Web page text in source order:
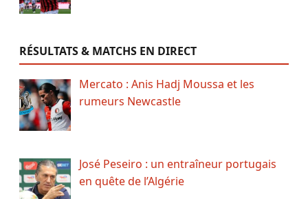
RÉSULTATS & MATCHS EN DIRECT
Mercato : Anis Hadj Moussa et les
rumeurs Newcastle
José Peseiro : un entraîneur portugais
en quête de l’Algérie